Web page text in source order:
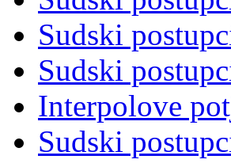
Sudski
Sudski
Interpolove
Sudski